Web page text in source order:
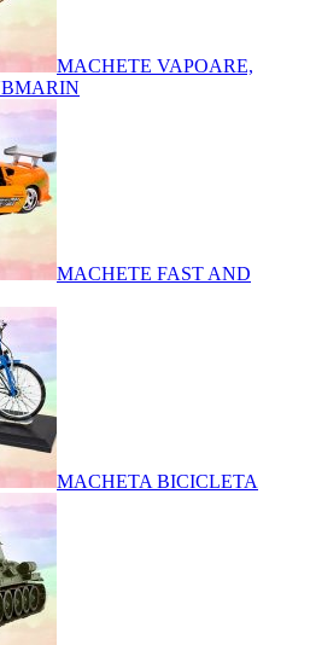
MACHETE VAPOARE,
MACHETE FAST AND
MACHETA BICICLETA